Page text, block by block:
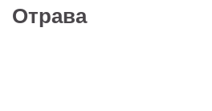
Отрава